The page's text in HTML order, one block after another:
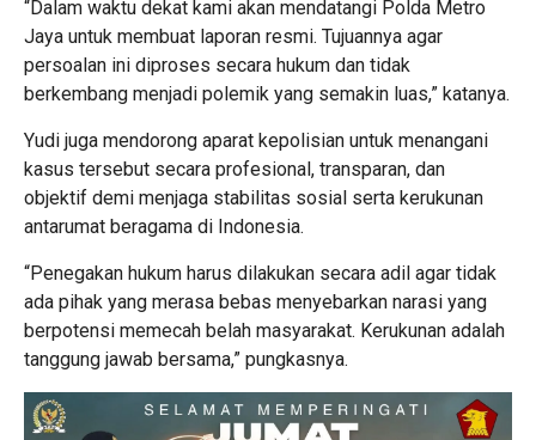
“Dalam waktu dekat kami akan mendatangi Polda Metro
Jaya untuk membuat laporan resmi. Tujuannya agar
persoalan ini diproses secara hukum dan tidak
berkembang menjadi polemik yang semakin luas,” katanya.
Yudi juga mendorong aparat kepolisian untuk menangani
kasus tersebut secara profesional, transparan, dan
objektif demi menjaga stabilitas sosial serta kerukunan
antarumat beragama di Indonesia.
“Penegakan hukum harus dilakukan secara adil agar tidak
ada pihak yang merasa bebas menyebarkan narasi yang
berpotensi memecah belah masyarakat. Kerukunan adalah
tanggung jawab bersama,” pungkasnya.